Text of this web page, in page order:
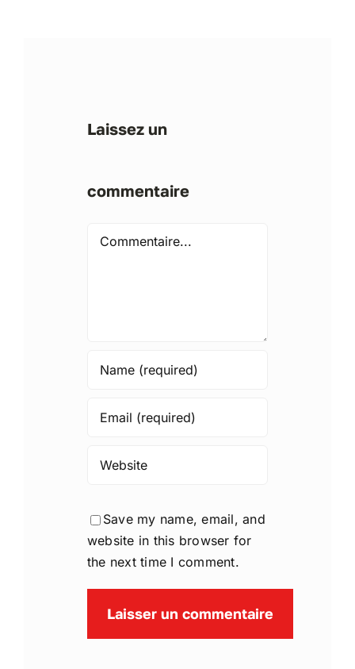
Laissez un
commentaire
Comment
Save my name, email, and
website in this browser for
the next time I comment.